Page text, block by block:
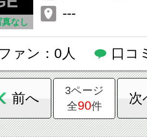
真なし
---
ファン：0人 口コ
前へ
3ページ
全90件
次